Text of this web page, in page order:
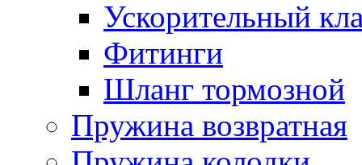
Ускорительный
Фитинги
Шланг тормозной
Пружина возвратная